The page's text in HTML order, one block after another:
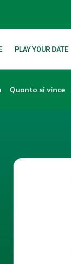
PLAY YOUR DATE
Quanto si vince